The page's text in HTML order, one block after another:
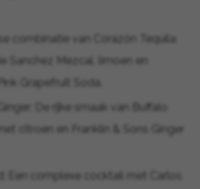
combinatie van Corazón Tequila
Sanchez Mezcal, limoen en
Grapefruit Soda.
De rijke smaak van Buffalo
citroen en Franklin & Sons Ginger
Een complexe cocktail met Carlos